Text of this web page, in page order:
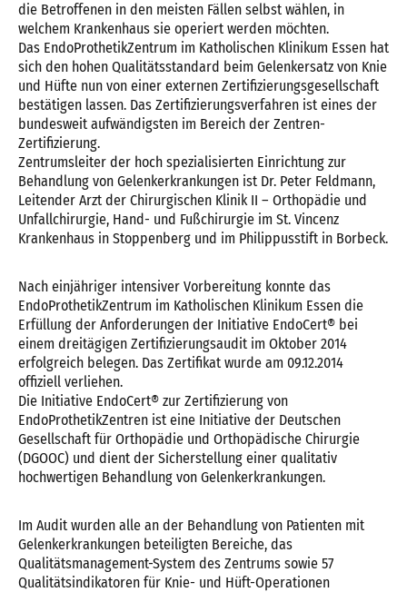
die Betroffenen in den meisten Fällen selbst wählen, in
welchem Krankenhaus sie operiert werden möchten.
Das EndoProthetikZentrum im Katholischen Klinikum Essen hat
sich den hohen Qualitätsstandard beim Gelenkersatz von Knie
und Hüfte nun von einer externen Zertifizierungsgesellschaft
bestätigen lassen. Das Zertifizierungsverfahren ist eines der
bundesweit aufwändigsten im Bereich der Zentren-
Zertifizierung.
Zentrumsleiter der hoch spezialisierten Einrichtung zur
Behandlung von Gelenkerkrankungen ist Dr. Peter Feldmann,
Leitender Arzt der Chirurgischen Klinik II – Orthopädie und
Unfallchirurgie, Hand- und Fußchirurgie im St. Vincenz
Krankenhaus in Stoppenberg und im Philippusstift in Borbeck.
Nach einjähriger intensiver Vorbereitung konnte das
EndoProthetikZentrum im Katholischen Klinikum Essen die
Erfüllung der Anforderungen der Initiative EndoCert® bei
einem dreitägigen Zertifizierungsaudit im Oktober 2014
erfolgreich belegen. Das Zertifikat wurde am 09.12.2014
offiziell verliehen.
Die Initiative EndoCert® zur Zertifizierung von
EndoProthetikZentren ist eine Initiative der Deutschen
Gesellschaft für Orthopädie und Orthopädische Chirurgie
(DGOOC) und dient der Sicherstellung einer qualitativ
hochwertigen Behandlung von Gelenkerkrankungen.
Im Audit wurden alle an der Behandlung von Patienten mit
Gelenkerkrankungen beteiligten Bereiche, das
Qualitätsmanagement-System des Zentrums sowie 57
Qualitätsindikatoren für Knie- und Hüft-Operationen